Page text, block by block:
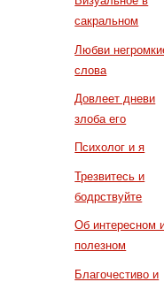
сакральном
Любви
слова
Довлеет дневи
злоба его
Психолог и я
Трезвитесь и
бодрствуйте
Об интересном
полезном
Благочестиво и